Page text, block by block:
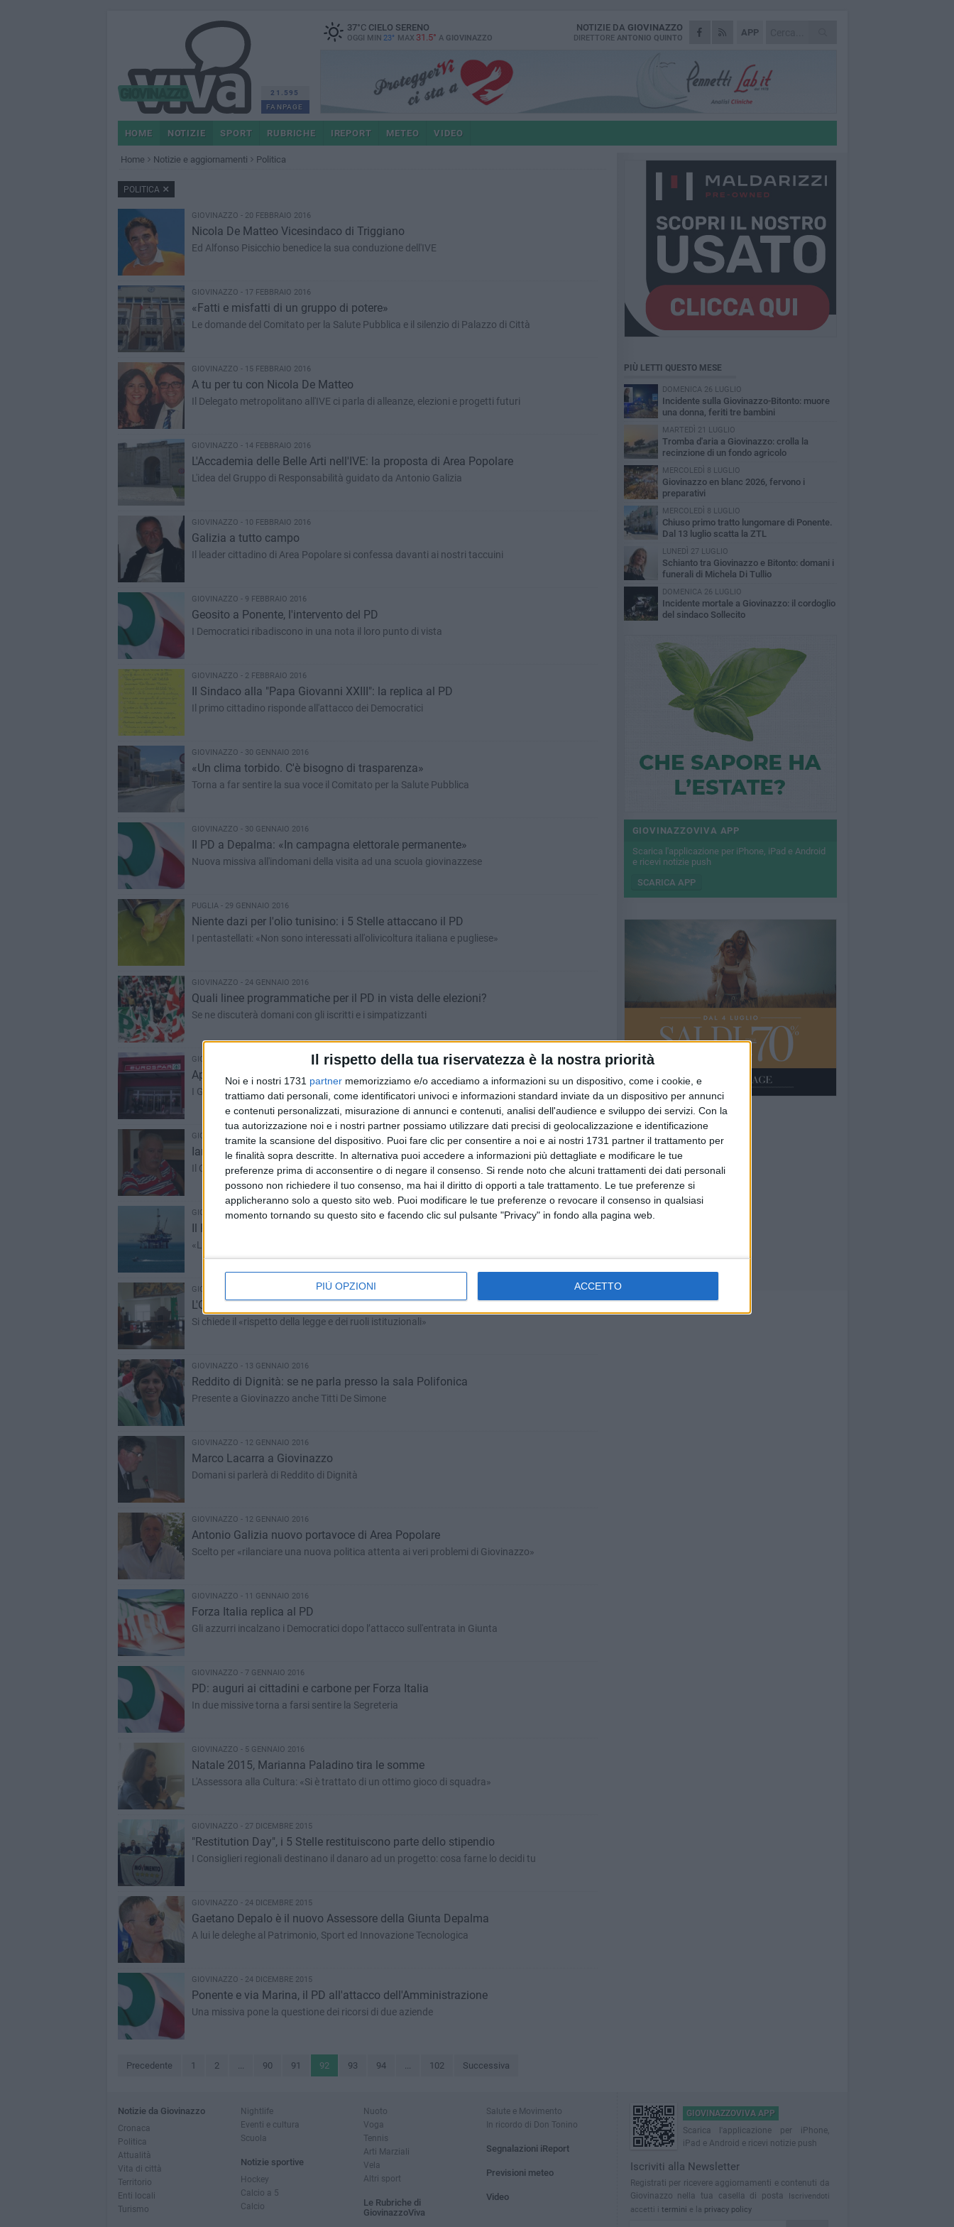
Il rispetto della tua riservatezza è la nostra priorità
Noi e i nostri 1731 partner memorizziamo e/o accediamo a informazioni su un dispositivo, come i cookie, e
trattiamo dati personali, come identificatori univoci e informazioni standard inviate da un dispositivo per annunci
e contenuti personalizzati, misurazione di annunci e contenuti, analisi dell'audience e sviluppo dei servizi. Con la
tua autorizzazione noi e i nostri partner possiamo utilizzare dati precisi di geolocalizzazione e identificazione
tramite la scansione del dispositivo. Puoi fare clic per consentire a noi e ai nostri 1731 partner il trattamento per
le finalità sopra descritte. In alternativa puoi accedere a informazioni più dettagliate e modificare le tue
preferenze prima di acconsentire o di negare il consenso. Si rende noto che alcuni trattamenti dei dati personali
possono non richiedere il tuo consenso, ma hai il diritto di opporti a tale trattamento. Le tue preferenze si
applicheranno solo a questo sito web. Puoi modificare le tue preferenze o revocare il consenso in qualsiasi
momento tornando su questo sito e facendo clic sul pulsante "Privacy" in fondo alla pagina web.
PIÙ OPZIONI ACCETTO
21.595
FANPAGE
37°CCIELO SERENO
OGGI MIN 23° MAX 31.5° A GIOVINAZZO
APP
NOTIZIE DA GIOVINAZZO
DIRETTORE ANTONIO QUINTO
HOME NOTIZIE SPORT RUBRICHE IREPORT METEO VIDEO
Home Notizie e aggiornamenti Politica
POLITICA
GIOVINAZZO - 20 FEBBRAIO 2016
Nicola De Matteo Vicesindaco di Triggiano
Ed Alfonso Pisicchio benedice la sua conduzione dell'IVE
GIOVINAZZO - 17 FEBBRAIO 2016
«Fatti e misfatti di un gruppo di potere»
Le domande del Comitato per la Salute Pubblica e il silenzio di Palazzo di Città
GIOVINAZZO - 15 FEBBRAIO 2016
A tu per tu con Nicola De Matteo
Il Delegato metropolitano all'IVE ci parla di alleanze, elezioni e progetti futuri
GIOVINAZZO - 14 FEBBRAIO 2016
L'Accademia delle Belle Arti nell'IVE: la proposta di Area Popolare
L'idea del Gruppo di Responsabilità guidato da Antonio Galizia
GIOVINAZZO - 10 FEBBRAIO 2016
Galizia a tutto campo
Il leader cittadino di Area Popolare si confessa davanti ai nostri taccuini
GIOVINAZZO - 9 FEBBRAIO 2016
Geosito a Ponente, l'intervento del PD
I Democratici ribadiscono in una nota il loro punto di vista
GIOVINAZZO - 2 FEBBRAIO 2016
Il Sindaco alla "Papa Giovanni XXIII": la replica al PD
Il primo cittadino risponde all'attacco dei Democratici
GIOVINAZZO - 30 GENNAIO 2016
«Un clima torbido. C'è bisogno di trasparenza»
Torna a far sentire la sua voce il Comitato per la Salute Pubblica
GIOVINAZZO - 30 GENNAIO 2016
Il PD a Depalma: «In campagna elettorale permanente»
Nuova missiva all'indomani della visita ad una scuola giovinazzese
PUGLIA - 29 GENNAIO 2016
Niente dazi per l'olio tunisino: i 5 Stelle attaccano il PD
I pentastellati: «Non sono interessati all'olivicoltura italiana e pugliese»
GIOVINAZZO - 24 GENNAIO 2016
Quali linee programmatiche per il PD in vista delle elezioni?
Se ne discuterà domani con gli iscritti e i simpatizzanti
GIOVINAZZO - 21 GENNAIO 2016
Apre l'Eurospar. Colaprice: «Gli iper danneggiano il piccolo commercio»
I Giovani Comuniste/i sostengono «un'idea di sviluppo e di commercio diverso»
GIOVINAZZO - 20 GENNAIO 2016
Iannone e polemiche, Bonvino archivia tutto: «Andiamo avanti»
Il Consigliere replica al collega Camporeale: «Io faccio il tifo per Giovinazzo, lei?»
GIOVINAZZO - 19 GENNAIO 2016
Il PD locale contro le trivellazioni in Adriatico
«La Regione Puglia difenda la propria dignità e il proprio ruolo»
GIOVINAZZO - 17 GENNAIO 2016
L'Osservatorio attacca Depalma dopo l'ultimo Consiglio Comunale
Si chiede il «rispetto della legge e dei ruoli istituzionali»
GIOVINAZZO - 13 GENNAIO 2016
Reddito di Dignità: se ne parla presso la sala Polifonica
Presente a Giovinazzo anche Titti De Simone
GIOVINAZZO - 12 GENNAIO 2016
Marco Lacarra a Giovinazzo
Domani si parlerà di Reddito di Dignità
GIOVINAZZO - 12 GENNAIO 2016
Antonio Galizia nuovo portavoce di Area Popolare
Scelto per «rilanciare una nuova politica attenta ai veri problemi di Giovinazzo»
GIOVINAZZO - 11 GENNAIO 2016
Forza Italia replica al PD
Gli azzurri incalzano i Democratici dopo l’attacco sull'entrata in Giunta
GIOVINAZZO - 7 GENNAIO 2016
PD: auguri ai cittadini e carbone per Forza Italia
In due missive torna a farsi sentire la Segreteria
GIOVINAZZO - 5 GENNAIO 2016
Natale 2015, Marianna Paladino tira le somme
L'Assessora alla Cultura: «Si è trattato di un ottimo gioco di squadra»
GIOVINAZZO - 27 DICEMBRE 2015
"Restitution Day", i 5 Stelle restituiscono parte dello stipendio
I Consiglieri regionali destinano il danaro ad un progetto: cosa farne lo decidi tu
GIOVINAZZO - 24 DICEMBRE 2015
Gaetano Depalo è il nuovo Assessore della Giunta Depalma
A lui le deleghe al Patrimonio, Sport ed Innovazione Tecnologica
GIOVINAZZO - 24 DICEMBRE 2015
Ponente e via Marina, il PD all'attacco dell'Amministrazione
Una missiva pone la questione dei ricorsi di due aziende
Precedente 1 2 ... 90 91 92 93 94 ... 102 Successiva
PIÙ LETTI QUESTO MESE
DOMENICA 26 LUGLIO
Incidente sulla Giovinazzo-Bitonto: muore
una donna, feriti tre bambini
MARTEDÌ 21 LUGLIO
Tromba d'aria a Giovinazzo: crolla la
recinzione di un fondo agricolo
MERCOLEDÌ 8 LUGLIO
Giovinazzo en blanc 2026, fervono i
preparativi
MERCOLEDÌ 8 LUGLIO
Chiuso primo tratto lungomare di Ponente.
Dal 13 luglio scatta la ZTL
LUNEDÌ 27 LUGLIO
Schianto tra Giovinazzo e Bitonto: domani i
funerali di Michela Di Tullio
DOMENICA 26 LUGLIO
Incidente mortale a Giovinazzo: il cordoglio
del sindaco Sollecito
GIOVINAZZOVIVA APP
Scarica l'applicazione per iPhone, iPad e Android
e ricevi notizie push
SCARICA APP
Notizie da Giovinazzo
Cronaca
Politica
Attualità
Vita di città
Territorio
Enti locali
Turismo
Nightlife
Eventi e cultura
Scuola
Notizie sportive
Hockey
Calcio a 5
Calcio
Nuoto
Voga
Tennis
Arti Marziali
Vela
Altri sport
Le Rubriche di
GiovinazzoViva
Salute e Movimento
In ricordo di Don Tonino
Segnalazioni iReport
Previsioni meteo
Video
GIOVINAZZOVIVA APP
Scarica l'applicazione per iPhone,
iPad e Android e ricevi notizie push
Iscriviti alla Newsletter
Registrati per ricevere aggiornamenti e contenuti da
Giovinazzo nella tua casella di posta
Iscrivendoti
accetti i termini e la privacy policy